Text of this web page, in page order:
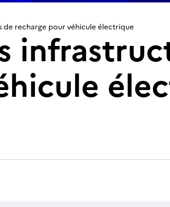
de recharge pour véhicule électrique